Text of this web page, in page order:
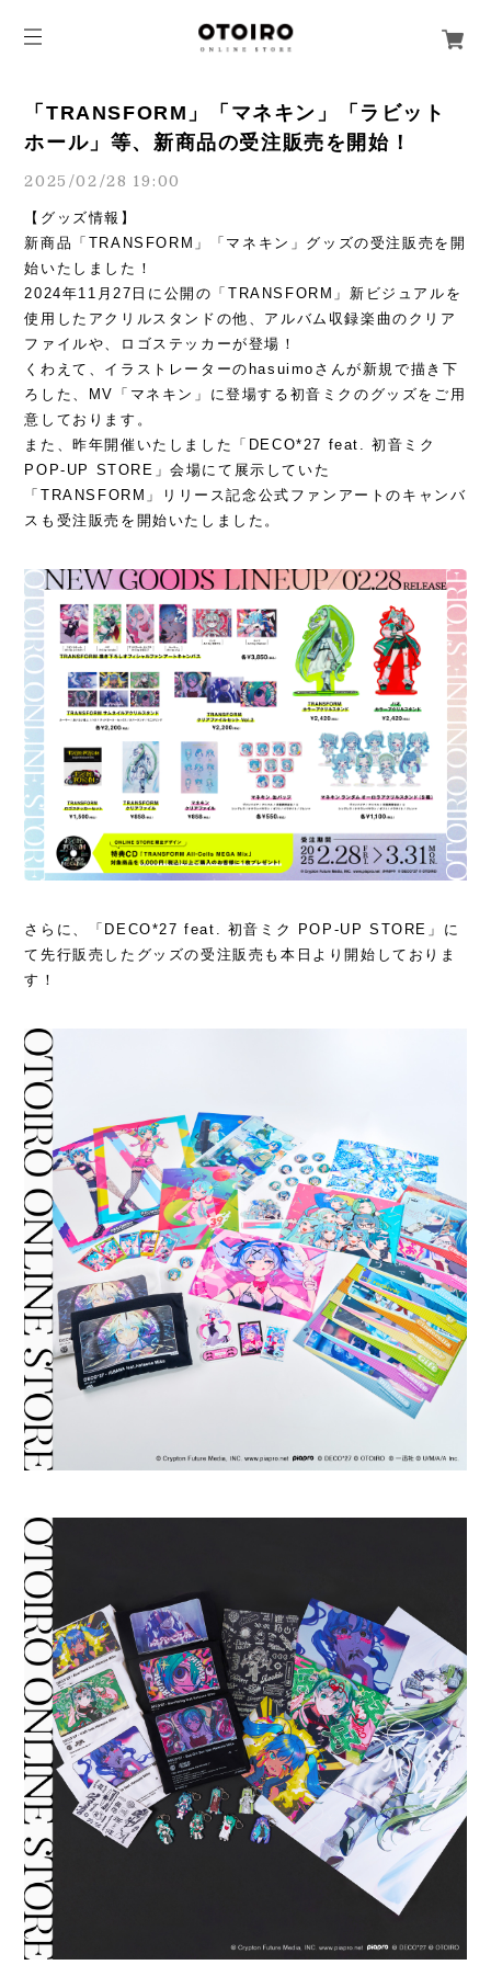
「TRANSFORM」「マネキン」「ラビット
ホール」等、新商品の受注販売を開始！
2025/02/28 19:00
【グッズ情報】
新商品「TRANSFORM」「マネキン」グッズの受注販売を開
始いたしました！
2024年11月27日に公開の「TRANSFORM」新ビジュアルを
使用したアクリルスタンドの他、アルバム収録楽曲のクリア
ファイルや、ロゴステッカーが登場！
くわえて、イラストレーターのhasuimoさんが新規で描き下
ろした、MV「マネキン」に登場する初音ミクのグッズをご用
意しております。
また、昨年開催いたしました「DECO*27 feat. 初音ミク
POP-UP STORE」会場にて展示していた
「TRANSFORM」リリース記念公式ファンアートのキャンバ
スも受注販売を開始いたしました。
さらに、「DECO*27 feat. 初音ミク POP-UP STORE」に
て先行販売したグッズの受注販売も本日より開始しておりま
す！